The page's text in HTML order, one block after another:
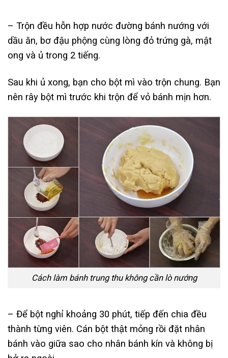
– Trộn đều hỗn hợp nước đường bánh nướng với
dầu ăn, bơ đậu phộng cùng lòng đỏ trứng gà, mật
ong và ủ trong 2 tiếng.
Sau khi ủ xong, bạn cho bột mì vào trộn chung. Bạn
nên rây bột mì trước khi trộn để vỏ bánh mịn hơn.
Cách làm bánh trung thu không cần lò nướng
– Để bột nghỉ khoảng 30 phút, tiếp đến chia đều
thành từng viên. Cán bột thật mỏng rồi đặt nhân
bánh vào giữa sao cho nhân bánh kín và không bị